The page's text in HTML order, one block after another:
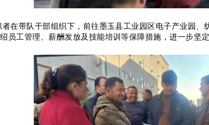
者在带队干部组织下，前往墨玉县工业园区电子产业园
员工管理、薪酬发放及技能培训等保障措施，进一步坚